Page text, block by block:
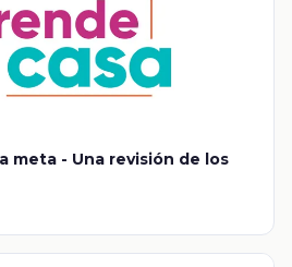
meta - Una revisión de los